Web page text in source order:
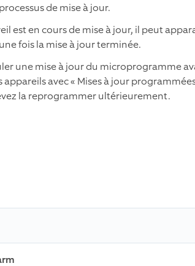
de mise à jour.
est en cours de mise à jour, il peut
fois la mise à jour terminée.
une mise à jour du microprogramme
avec « Mises à jour
la reprogrammer ultérieurement.